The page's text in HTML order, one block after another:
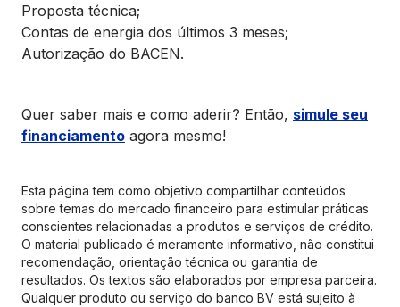
Proposta técnica;
Contas de energia dos últimos 3 meses;
Autorização do BACEN.
Quer saber mais e como aderir? Então, simule seu
financiamento agora mesmo!
Esta página tem como objetivo compartilhar conteúdos
sobre temas do mercado financeiro para estimular práticas
conscientes relacionadas a produtos e serviços de crédito.
O material publicado é meramente informativo, não constitui
recomendação, orientação técnica ou garantia de
resultados. Os textos são elaborados por empresa parceira.
Qualquer produto ou serviço do banco BV está sujeito à